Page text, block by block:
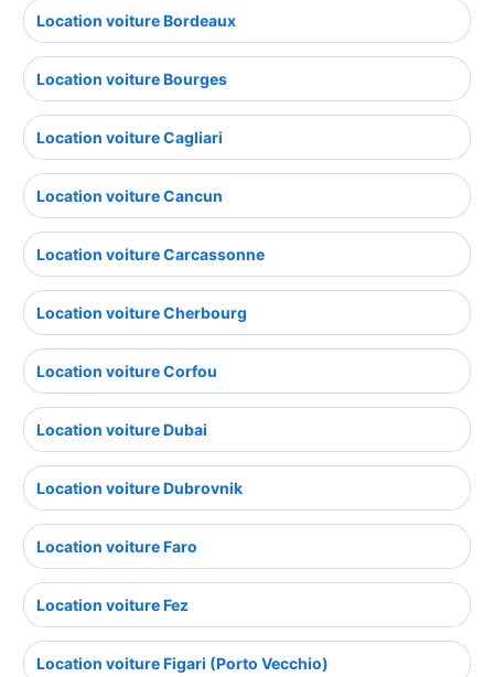
Location voiture Bordeaux
Location voiture Bourges
Location voiture Cagliari
Location voiture Cancun
Location voiture Carcassonne
Location voiture Cherbourg
Location voiture Corfou
Location voiture Dubai
Location voiture Dubrovnik
Location voiture Faro
Location voiture Fez
Location voiture Figari (Porto Vecchio)